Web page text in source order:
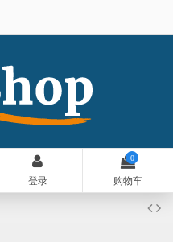
登录
0
购物车